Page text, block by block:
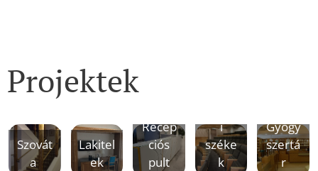
Projektek
Szovát
a
Lakitel
ek
Recep
ciós
pult
i
széke
k
Gyógy
szertá
r